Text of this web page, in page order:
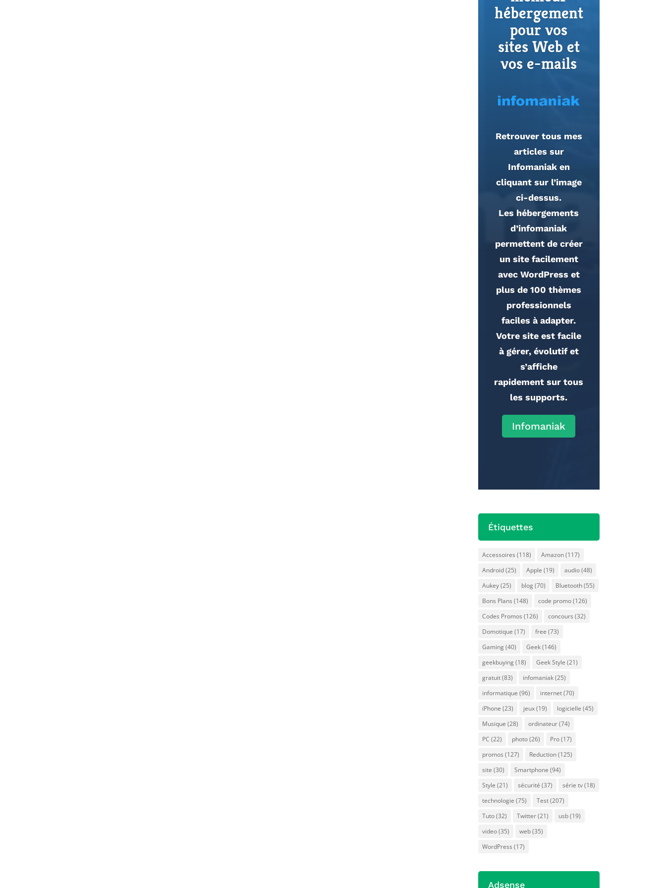
Garantie de
remboursem
ent de 30
jours
réseau virtuel privé,
proposant un
ensemble
d’excellentes
fonctionnalités
intégrées à un client
astucieux qui
sécurise vos
activités en
ligne. Serveurs
rapides (5200+),
torrent/P2P
autorisé, fonctionne
avec Netflix,
confidentialité, VPN
faciles à utiliser,
double chiffrage des
données, aucune
Étiquettes
Accessoires (118) Amazon(117)
Android(25) Apple (19) audio(48)
Aukey(25) blog(70) Bluetooth(55)
Bons Plans (148) code promo(126)
Codes Promos (126) concours (32)
Domotique (17) free (73)
Gaming(40) Geek(146)
geekbuying(18) Geek Style (21)
gratuit(83) infomaniak(25)
informatique (96) internet(70)
iPhone (23) jeux(19) logicielle (45)
Musique (28) ordinateur(74)
PC (22) photo(26) Pro(17)
promos (127) Reduction(125)
site (30) Smartphone (94)
Style (21) sécurité (37) série tv(18)
technologie (75) Test(207)
Tuto(32) Twitter(21) usb(19)
video(35) web(35)
WordPress (17)
Adsense